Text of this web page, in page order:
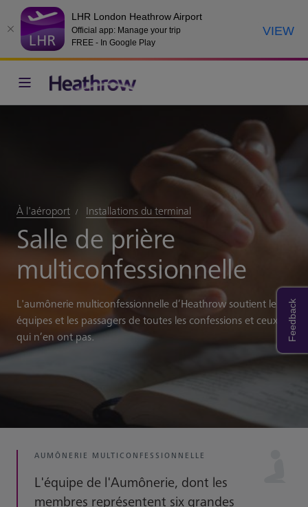
LHR London Heathrow Airport
Official app: Manage your trip
FREE - In Google Play
VIEW
À l'aéroport Installations du terminal
Salle de prière
multiconfessionnelle
L'aumônerie multiconfessionnelle d’Heathrow soutient les
équipes et les passagers de toutes les confessions et ceux
qui n’en ont pas.
AUMÔNERIE MULTICONFESSIONNELLE
L'équipe de l'Aumônerie, dont les
membres représentent six grandes
Feedback